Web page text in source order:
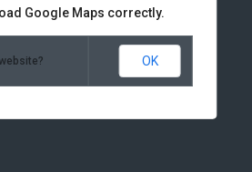
Google Maps correctly.
OK